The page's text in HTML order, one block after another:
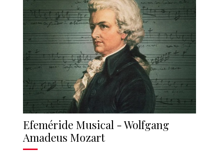
Efeméride Musical - Wolfgang
Amadeus Mozart